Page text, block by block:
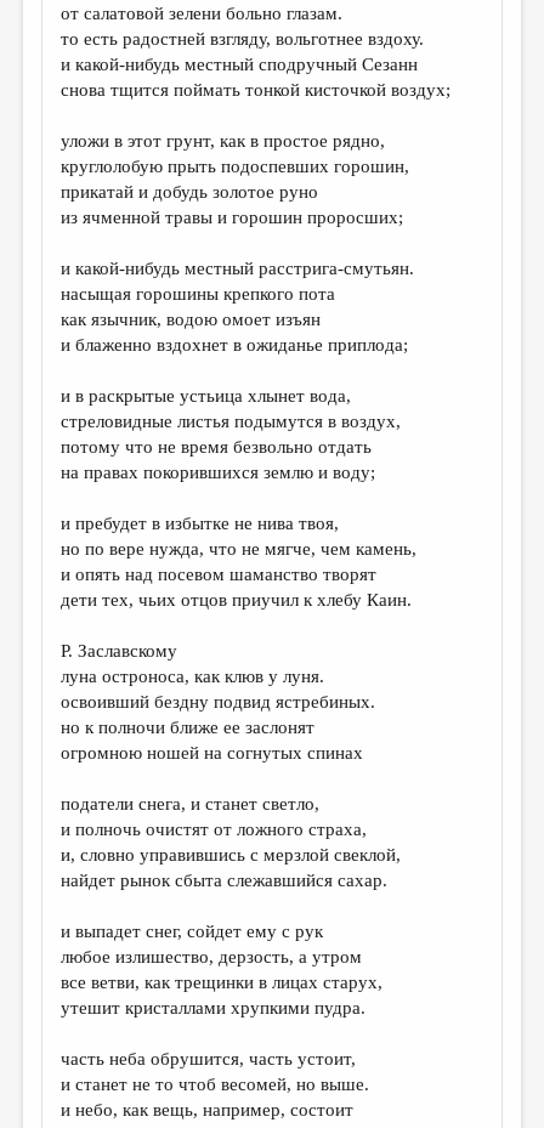
РЕДКОЛЛЕГИЯ
МАЛАЯ ПРОЗА
ЭССЕИСТИКА
КУЛЬТУРОВЕДЕНИЕ
ПУБЛИЦИСТИКА
ЦИКЛЫ ПУБЛИКАЦИЙ
ТРЕДИАКОВСКИЙ
ВКОНТАКТЕ
от салатовой зелени больно глазам.
то есть радостней взгляду, вольготнее вздоху.
и какой-нибудь местный сподручный Сезанн
снова тщится поймать тонкой кисточкой воздух;
уложи в этот грунт, как в простое рядно,
круглолобую прыть подоспевших горошин,
прикатай и добудь золотое руно
из ячменной травы и горошин проросших;
и какой-нибудь местный расстрига-смутьян.
насыщая горошины крепкого пота
как язычник, водою омоет изъян
и блаженно вздохнет в ожиданье приплода;
и в раскрытые устьица хлынет вода,
стреловидные листья подымутся в воздух,
потому что не время безвольно отдать
на правах покорившихся землю и воду;
и пребудет в избытке не нива твоя,
но по вере нужда, что не мягче, чем камень,
и опять над посевом шаманство творят
дети тех, чьих отцов приучил к хлебу Каин.
Р. Заславскому
луна остроноса, как клюв у луня.
освоивший бездну подвид ястребиных.
но к полночи ближе ее заслонят
огромною ношей на согнутых спинах
податели снега, и станет светло,
и полночь очистят от ложного страха,
и, словно управившись с мерзлой свеклой,
найдет рынок сбыта слежавшийся сахар.
и выпадет снег, сойдет ему с рук
любое излишество, дерзость, а утром
все ветви, как трещинки в лицах старух,
утешит кристаллами хрупкими пудра.
часть неба обрушится, часть устоит,
и станет не то чтоб весомей, но выше.
и небо, как вещь, например, состоит